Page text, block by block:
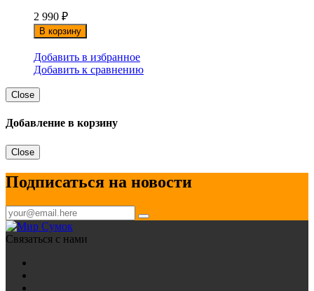
2 990 ₽
В корзину
Добавить в избранное
Добавить к сравнению
Close
Добавление в корзину
Close
Подписаться на новости
Связаться с нами